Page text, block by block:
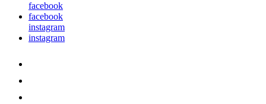
facebook
facebook
instagram
instagram